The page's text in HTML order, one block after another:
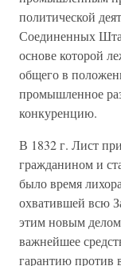
политической
Соединенных
основе которой
общего в
промышленное
конкуренцию.
В 1832 г. Лист
гражданином и
было время
охватившей всю
этим новым
важнейшее
гарантию